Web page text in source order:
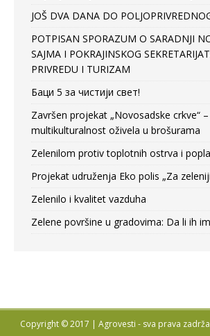
JOŠ DVA DANA DO
POTPISAN SPORAZUM O SARADNJI
SAJMA I POKRAJINSKOG
PRIVREDU I TURIZAM
Баци 5 за чистији свет!
Završen projekat „Novosadske crkve“ –
multikulturalnost oživela u brošurama
Zelenilom protiv toplotnih ostrva i
Projekat udruženja Eko polis „Za
Zelenilo i kvalitet vazduha
Zelene površine u gradovima: Da li ih
Copyright © 2017 | Agrovesti - sva prava